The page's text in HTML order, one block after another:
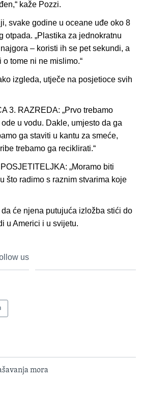
kaže Pozzi.
svake godine u oceane uđe oko 8
otpada. „Plastika za jednokratnu
– koristi ih se pet sekundi, a
tome ni ne mislimo.“
izgleda, utječe na posjetioce svih
3. RAZREDA: „Prvo trebamo
u vodu. Dakle, umjesto da ga
ga staviti u kantu za smeće,
trebamo ga reciklirati.“
„Moramo biti
što radimo s raznim stvarima koje
će njena putujuća izložba stići do
u Americi i u svijetu.
us
mora